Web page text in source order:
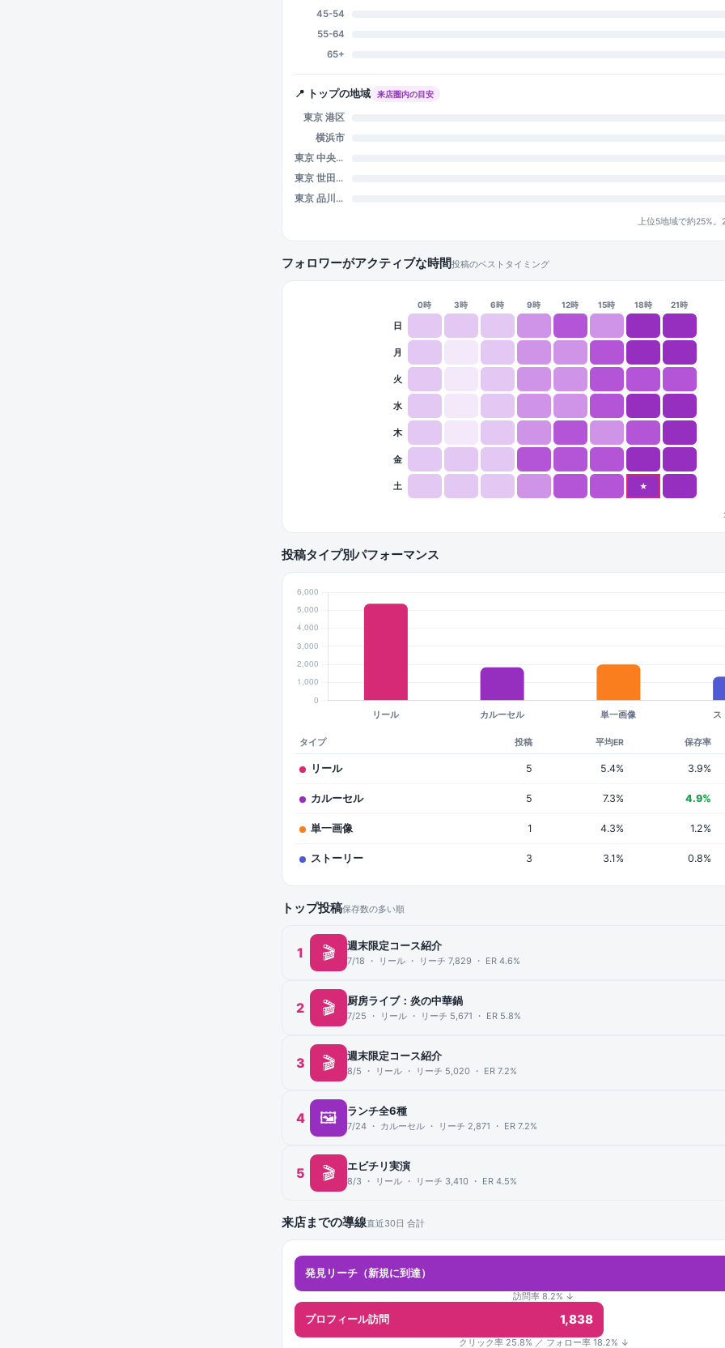
45-54
55-64
65+
📍 トップの地域 来店圏内の目安
東京 港区
横浜市
東京 中央区
東京 世田谷区
東京 品川区
上位5地域で約25%
フォロワーがアクティブな時間投稿のベストタイミング
0時 3時 6時 9時 12時 15時 18時 21時
日
月
火
水
木
金
土 ★
投稿タイプ別パフォーマンス
タイプ 投稿 平均ER 保存率
リール 5 5.4% 3.9%
カルーセル 5 7.3% 4.9%
単一画像 1 4.3% 1.2%
ストーリー 3 3.1% 0.8%
トップ投稿保存数の多い順
1 🎬 週末限定コース紹介
7/18 ・ リール ・ リーチ 7,829 ・ ER 4.6%
2 🎬 厨房ライブ：炎の中華鍋
7/25 ・ リール ・ リーチ 5,671 ・ ER 5.8%
3 🎬 週末限定コース紹介
8/5 ・ リール ・ リーチ 5,020 ・ ER 7.2%
4 🖼 ランチ全6種
7/24 ・ カルーセル ・ リーチ 2,871 ・ ER 7.2%
5 🎬 エビチリ実演
8/3 ・ リール ・ リーチ 3,410 ・ ER 4.5%
来店までの導線直近30日 合計
発見リーチ（新規に到達）
訪問率 8.2% ↓
プロフィール訪問 1,838
クリック率 25.8% ／ フォロー率 18.2% ↓